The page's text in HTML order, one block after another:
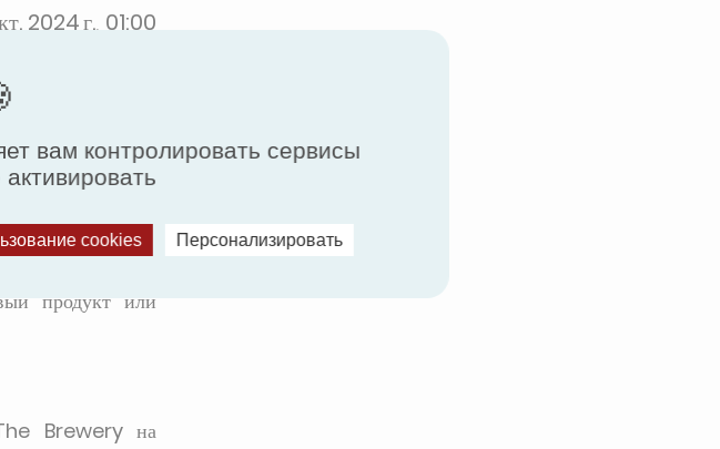
2024 г., 01:00
услуг
продукт или
The Brewery на
вам контролировать сервисы
cookies Персонализировать